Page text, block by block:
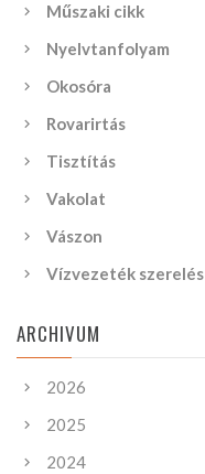
Műszaki cikk
Nyelvtanfolyam
Okosóra
Rovarirtás
Tisztítás
Vakolat
Vászon
Vízvezeték szerelés
ARCHIVUM
2026
2025
2024